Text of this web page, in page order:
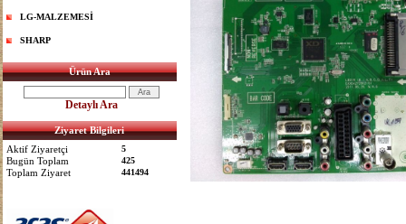
LG-MALZEMESİ
SHARP
Ürün Ara
Detaylı Ara
Ziyaret Bilgileri
Aktif Ziyaretçi
5
Bugün Toplam 425
Toplam Ziyaret 441494